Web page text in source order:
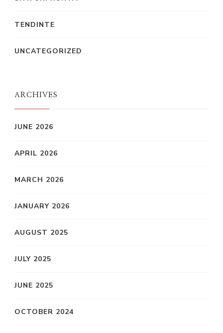
TENDINTE
UNCATEGORIZED
ARCHIVES
JUNE 2026
APRIL 2026
MARCH 2026
JANUARY 2026
AUGUST 2025
JULY 2025
JUNE 2025
OCTOBER 2024